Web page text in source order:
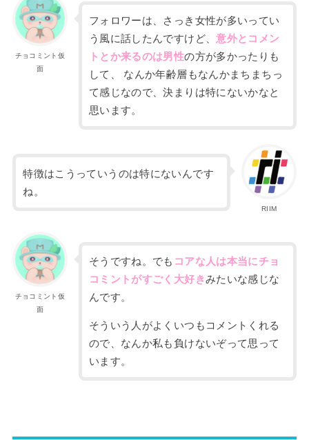
チョコミント仮
面
フォロワーは、さっき女性が多いってい
う風に話したんですけど、意外とコメ ン
トとか来るのは男性の方が多かったりも
して、
なんか年齢層もなんかまちまちっ
て感 じなので、決まりは特にないかなと
思います。
RIIM
特徴はこうっていうのは特にないんです
ね。
チョコミント仮
面
そうですね。でも コアな人は本当にチョ
コミントがすごく 大好きみたいな感じな
んです。
そういう人がよくいつもコメントくれる
ので、なんか私も負けないぞって思って
います。